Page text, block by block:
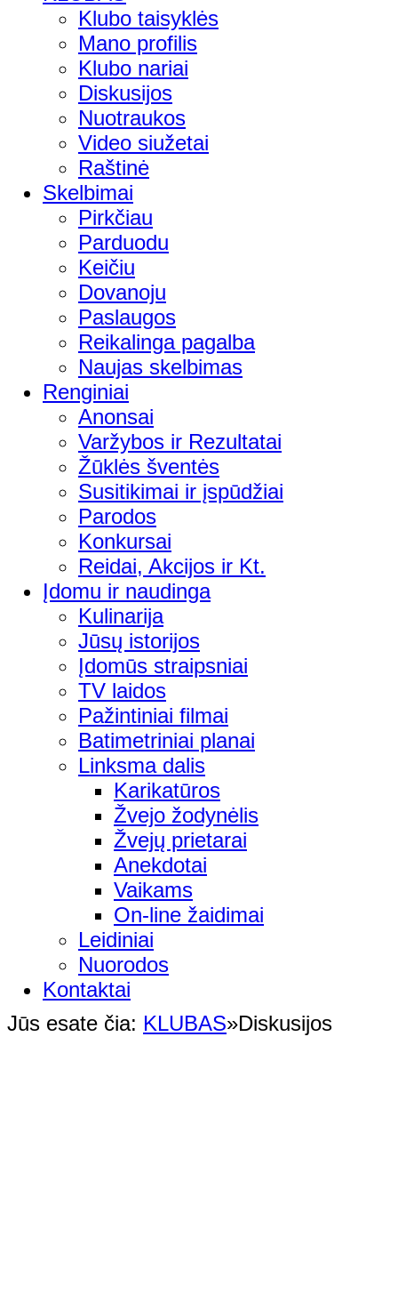
Klubo taisyklės
Mano profilis
Klubo nariai
Diskusijos
Nuotraukos
Video siužetai
Raštinė
Skelbimai
Pirkčiau
Parduodu
Keičiu
Dovanoju
Paslaugos
Reikalinga pagalba
Naujas skelbimas
Renginiai
Anonsai
Varžybos ir Rezultatai
Žūklės šventės
Susitikimai ir įspūdžiai
Parodos
Konkursai
Reidai, Akcijos ir Kt.
Įdomu ir naudinga
Kulinarija
Jūsų istorijos
Įdomūs straipsniai
TV laidos
Pažintiniai filmai
Batimetriniai planai
Linksma dalis
Karikatūros
Žvejo žodynėlis
Žvejų prietarai
Anekdotai
Vaikams
On-line žaidimai
Leidiniai
Nuorodos
Kontaktai
Jūs esate čia: KLUBAS»Diskusijos